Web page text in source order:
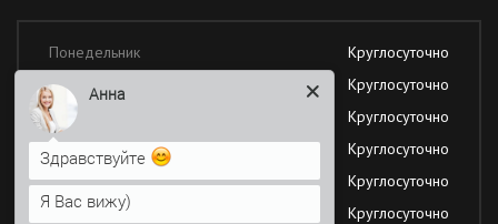
Понедельник
Круглосуточно
Вторник
Круглосуточно
Среда
Круглосуточно
Четверг
Круглосуточно
Пятница
Круглосуточно
Суббота
Круглосуточно
Анна
Здравствуйте
Я Вас вижу)